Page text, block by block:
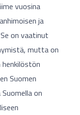
vuosina
ja
on vaatinut
mutta on
Suomen
on